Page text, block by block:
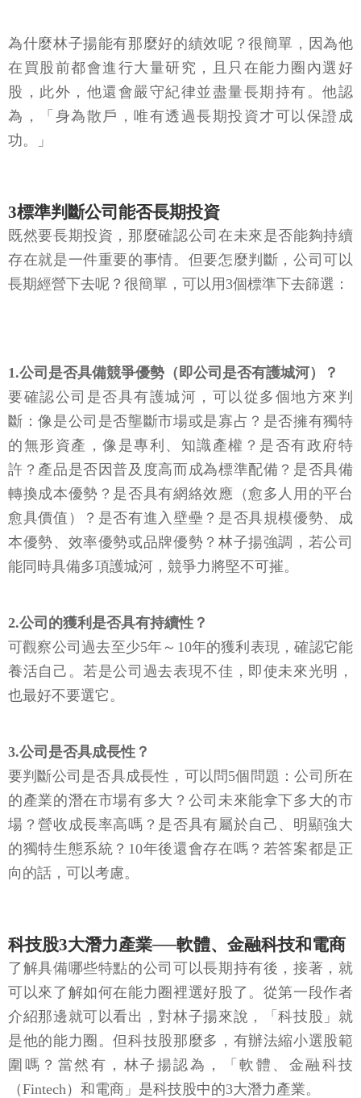
為什麼林子揚能有那麼好的績效呢？很簡單，因為他
在買股前都會進行大量研究，且只在能力圈內選好
股，此外，他還會嚴守紀律並盡量長期持有。他認
為，「身為散戶，唯有透過長期投資才可以保證成
功。」
3標準判斷公司能否長期投資
既然要長期投資，那麼確認公司在未來是否能夠持續
存在就是一件重要的事情。但要怎麼判斷，公司可以
長期經營下去呢？很簡單，可以用3個標準下去篩選：
1.公司是否具備競爭優勢（即公司是否有護城河）？
要確認公司是否具有護城河，可以從多個地方來判
斷：像是公司是否壟斷市場或是寡占？是否擁有獨特
的無形資產，像是專利、知識產權？是否有政府特
許？產品是否因普及度高而成為標準配備？是否具備
轉換成本優勢？是否具有網絡效應（愈多人用的平台
愈具價值）？是否有進入壁壘？是否具規模優勢、成
本優勢、效率優勢或品牌優勢？林子揚強調，若公司
能同時具備多項護城河，競爭力將堅不可摧。
2.公司的獲利是否具有持續性？
可觀察公司過去至少5年～10年的獲利表現，確認它能
養活自己。若是公司過去表現不佳，即使未來光明，
也最好不要選它。
3.公司是否具成長性？
要判斷公司是否具成長性，可以問5個問題：公司所在
的產業的潛在市場有多大？公司未來能拿下多大的市
場？營收成長率高嗎？是否具有屬於自己、明顯強大
的獨特生態系統？10年後還會存在嗎？若答案都是正
向的話，可以考慮。
科技股3大潛力產業──軟體、金融科技和電商
了解具備哪些特點的公司可以長期持有後，接著，就
可以來了解如何在能力圈裡選好股了。從第一段作者
介紹那邊就可以看出，對林子揚來說，「科技股」就
是他的能力圈。但科技股那麼多，有辦法縮小選股範
圍嗎？當然有，林子揚認為，「軟體、金融科技
（Fintech）和電商」是科技股中的3大潛力產業。